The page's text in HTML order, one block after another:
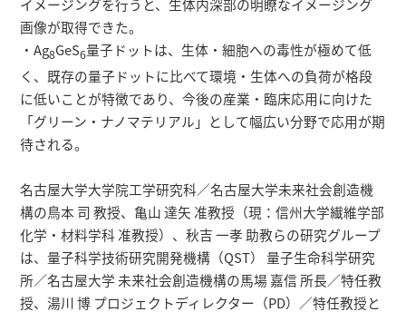
画像が取得できた。
・Ag8GeS6量子ドットは、生体・細胞への毒性が極めて低
く、既存の量子ドットに比べて環境・生体への負荷が格段
に低いことが特徴であり、今後の産業・臨床応用に向けた
「グリーン・ナノマテリアル」として幅広い分野で応用が期
待される。
名古屋大学大学院工学研究科／名古屋大学未来社会創造機
構の鳥本 司 教授、亀山 達矢 准教授（現：信州大学繊維学部
化学・材料学科 准教授）、秋吉 一孝 助教らの研究グループ
は、量子科学技術研究開発機構（QST） 量子生命科学研究
所／名古屋大学 未来社会創造機構の馬場 嘉信 所長／特任教
授、湯川 博 プロジェクトディレクター（PD）／特任教授と